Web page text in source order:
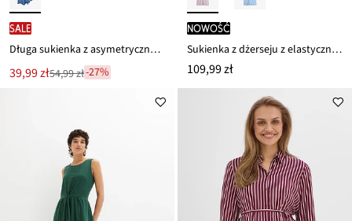
SALE
Długa sukienka z asymetrycznym dołem
Nowa
cena
39,99 zł
Przeceniono
54,99 zł-27%
nowość
Sukienka z dżerseju z elastycznej mieszanki wiskozy
109,99 zł